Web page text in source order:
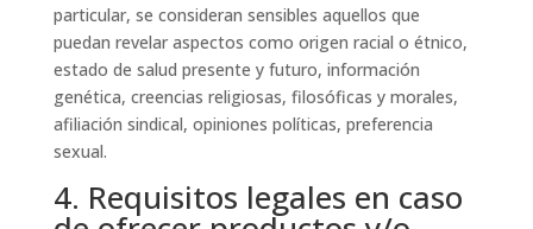
particular, se consideran sensibles aquellos que
puedan revelar aspectos como origen racial o étnico,
estado de salud presente y futuro, información
genética, creencias religiosas, filosóficas y morales,
afiliación sindical, opiniones políticas, preferencia
sexual.
4. Requisitos legales en caso